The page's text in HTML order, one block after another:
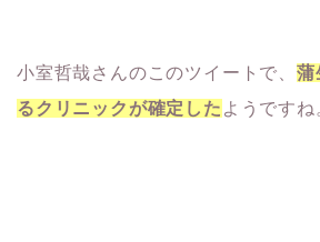
小室哲哉さんのこのツイートで、 蒲
るクリニックが確定した ようですね